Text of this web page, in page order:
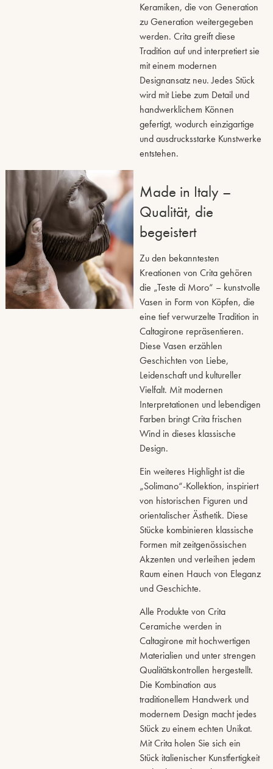
Keramiken, die von Generation
zu Generation weitergegeben
werden. Crita greift diese
Tradition auf und interpretiert sie
mit einem modernen
Designansatz neu. Jedes Stück
wird mit Liebe zum Detail und
handwerklichem Können
gefertigt, wodurch einzigartige
und ausdrucksstarke Kunstwerke
entstehen.
Made in Italy –
Qualität, die
begeistert
Zu den bekanntesten
Kreationen von Crita gehören
die „Teste di Moro“ – kunstvolle
Vasen in Form von Köpfen, die
eine tief verwurzelte Tradition in
Caltagirone repräsentieren.
Diese Vasen erzählen
Geschichten von Liebe,
Leidenschaft und kultureller
Vielfalt. Mit modernen
Interpretationen und lebendigen
Farben bringt Crita frischen
Wind in dieses klassische
Design.
Ein weiteres Highlight ist die
„Solimano“-Kollektion, inspiriert
von historischen Figuren und
orientalischer Ästhetik. Diese
Stücke kombinieren klassische
Formen mit zeitgenössischen
Akzenten und verleihen jedem
Raum einen Hauch von Eleganz
und Geschichte.
Alle Produkte von Crita
Ceramiche werden in
Caltagirone mit hochwertigen
Materialien und unter strengen
Qualitätskontrollen hergestellt.
Die Kombination aus
traditionellem Handwerk und
modernem Design macht jedes
Stück zu einem echten Unikat.
Mit Crita holen Sie sich ein
Stück italienischer Kunstfertigkeit